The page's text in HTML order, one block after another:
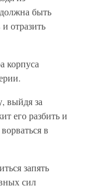
быть
отразить
корпуса
выйдя за
его разбить и
в
запять
сил